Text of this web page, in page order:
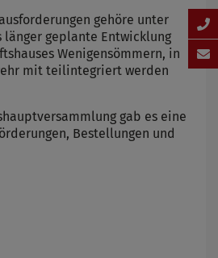
gehöre unter
geplante Entwicklung
Wenigensömmern, in
mit teilintegriert werden
gab es eine
Bestellungen und